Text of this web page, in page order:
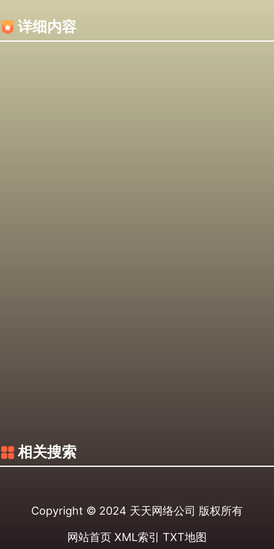
详细内容
相关搜索
Copyright © 2024 天天网络公司 版权所有
网站首页 XML索引 TXT地图